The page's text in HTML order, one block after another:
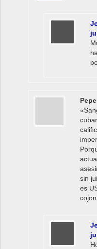
sin
es